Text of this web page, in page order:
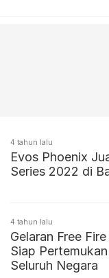
4 tahun lalu
Evos Phoenix
Series 2022 di
4 tahun lalu
Gelaran Free
Siap
Seluruh Negara